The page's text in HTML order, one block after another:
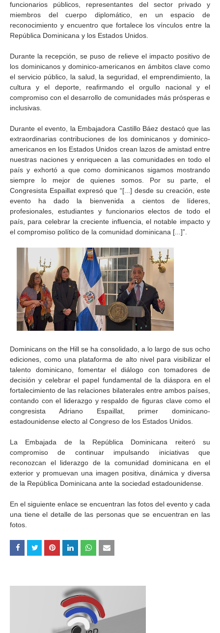
funcionarios públicos, representantes del sector privado y
miembros del cuerpo diplomático, en un espacio de
reconocimiento y encuentro que fortalece los vínculos entre la
República Dominicana y los Estados Unidos.
Durante la recepción, se puso de relieve el impacto positivo de
los dominicanos y dominico-americanos en ámbitos clave como
el servicio público, la salud, la seguridad, el emprendimiento, la
cultura y el deporte, reafirmando el orgullo nacional y el
compromiso con el desarrollo de comunidades más prósperas e
inclusivas.
Durante el evento, la Embajadora Castillo Báez destacó que las
extraordinarias contribuciones de los dominicanos y dominico-
americanos en los Estados Unidos crean lazos de amistad entre
nuestras naciones y enriquecen a las comunidades en todo el
país y exhortó a que como dominicanos sigamos mostrando
siempre lo mejor de quienes somos. Por su parte, el
Congresista Espaillat expresó que “[...] desde su creación, este
evento ha dado la bienvenida a cientos de líderes,
profesionales, estudiantes y funcionarios electos de todo el
país, para celebrar la creciente influencia, el notable impacto y
el compromiso político de la comunidad dominicana [...]”.
Dominicans on the Hill se ha consolidado, a lo largo de sus ocho
ediciones, como una plataforma de alto nivel para visibilizar el
talento dominicano, fomentar el diálogo con tomadores de
decisión y celebrar el papel fundamental de la diáspora en el
fortalecimiento de las relaciones bilaterales entre ambos países,
contando con el liderazgo y respaldo de figuras clave como el
congresista Adriano Espaillat, primer dominicano-
estadounidense electo al Congreso de los Estados Unidos.
La Embajada de la República Dominicana reiteró su
compromiso de continuar impulsando iniciativas que
reconozcan el liderazgo de la comunidad dominicana en el
exterior y promuevan una imagen positiva, dinámica y diversa
de la República Dominicana ante la sociedad estadounidense.
En el siguiente enlace se encuentran las fotos del evento y cada
una tiene el detalle de las personas que se encuentran en las
fotos.